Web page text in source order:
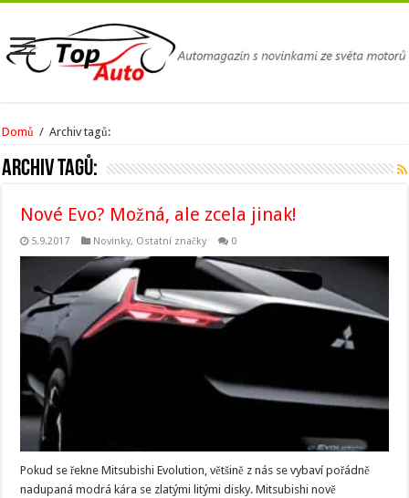
Domů / Archiv tagů:
Archiv tagů:
Nové Evo? Možná, ale zcela jinak!
5.9.2017 Novinky, Ostatní značky 0
Pokud se řekne Mitsubishi Evolution, většině z nás se vybaví pořádně
nadupaná modrá kára se zlatými litými disky. Mitsubishi nově